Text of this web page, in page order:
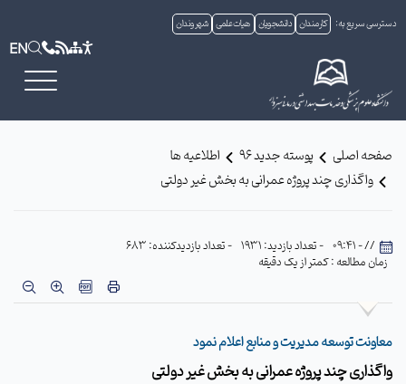
دسترسی سریع به: کارمندان دانشجویان هیات علمی شهروندان
EN
صفحه اصلی پوسته جدید 96
اطلاعیه ها
واگذاری چند پروژه عمرانی به بخش غیر دولتی
// - 09:41 - تعداد بازدید: 1931
- تعداد بازدیدکننده: 683
زمان مطالعه : کمتر از یک دقیقه
معاونت توسعه مدیریت و منابع اعلام نمود
واگذاری چند پروژه عمرانی به بخش غیر دولتی